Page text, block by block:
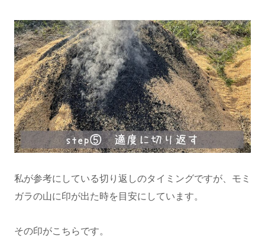
私が参考にしている切り返しのタイミングですが、モミ
ガラの山に印が出た時を目安にしています。
その印がこちらです。